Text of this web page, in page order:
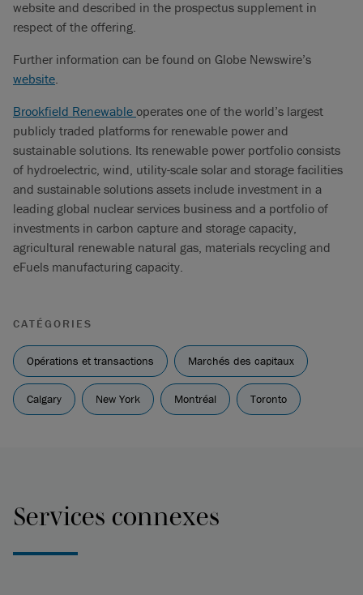
website and described in the prospectus supplement in
respect of the offering.
Further information can be found on Globe Newswire’s
website.
Brookfield Renewable operates one of the world’s largest
publicly traded platforms for renewable power and
sustainable solutions. Its renewable power portfolio consists
of hydroelectric, wind, utility-scale solar and storage facilities
and sustainable solutions assets include investment in a
leading global nuclear services business and a portfolio of
investments in carbon capture and storage capacity,
agricultural renewable natural gas, materials recycling and
eFuels manufacturing capacity.
CATÉGORIES
Opérations et transactions Marchés des capitaux
Calgary New York Montréal Toronto
Services connexes